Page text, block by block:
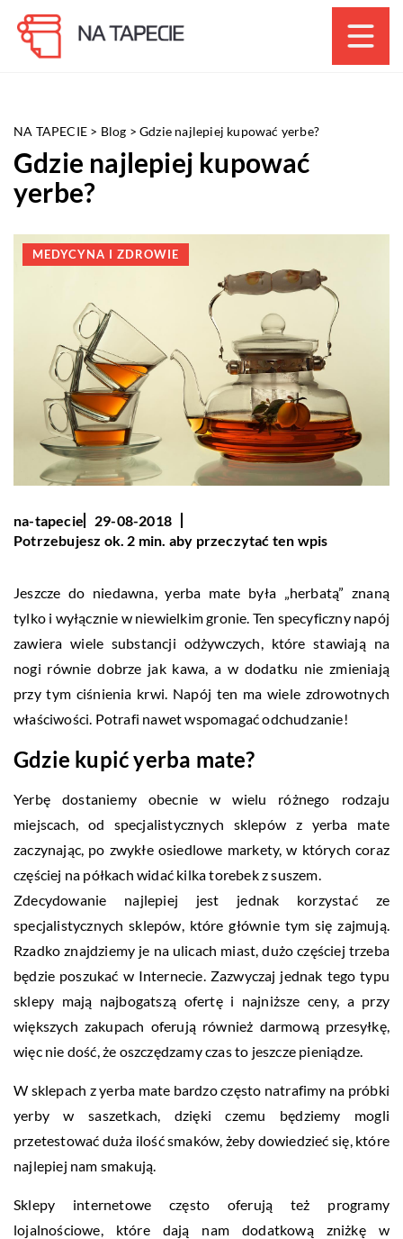
NA TAPECIE > Blog >Gdzie najlepiej kupować yerbe?
Gdzie najlepiej kupować
yerbe?
MEDYCYNA I ZDROWIE
na-tapecie
29-08-2018
Potrzebujesz ok. 2 min. aby przeczytać ten wpis
Jeszcze do niedawna, yerba mate była „herbatą” znaną
tylko i wyłącznie w niewielkim gronie. Ten specyficzny napój
zawiera wiele substancji odżywczych, które stawiają na
nogi równie dobrze jak kawa, a w dodatku nie zmieniają
przy tym ciśnienia krwi. Napój ten ma wiele zdrowotnych
właściwości. Potrafi nawet wspomagać odchudzanie!
Gdzie kupić yerba mate?
Yerbę dostaniemy obecnie w wielu różnego rodzaju
miejscach, od specjalistycznych sklepów z yerba mate
zaczynając, po zwykłe osiedlowe markety, w których coraz
częściej na półkach widać kilka torebek z suszem.
Zdecydowanie najlepiej jest jednak korzystać ze
specjalistycznych sklepów, które głównie tym się zajmują.
Rzadko znajdziemy je na ulicach miast, dużo częściej trzeba
będzie poszukać w Internecie. Zazwyczaj jednak tego typu
sklepy mają najbogatszą ofertę i najniższe ceny, a przy
większych zakupach oferują również darmową przesyłkę,
więc nie dość, że oszczędzamy czas to jeszcze pieniądze.
W sklepach z yerba mate bardzo często natrafimy na próbki
yerby w saszetkach, dzięki czemu będziemy mogli
przetestować duża ilość smaków, żeby dowiedzieć się, które
najlepiej nam smakują.
Sklepy internetowe często oferują też programy
lojalnościowe, które dają nam dodatkową zniżkę w